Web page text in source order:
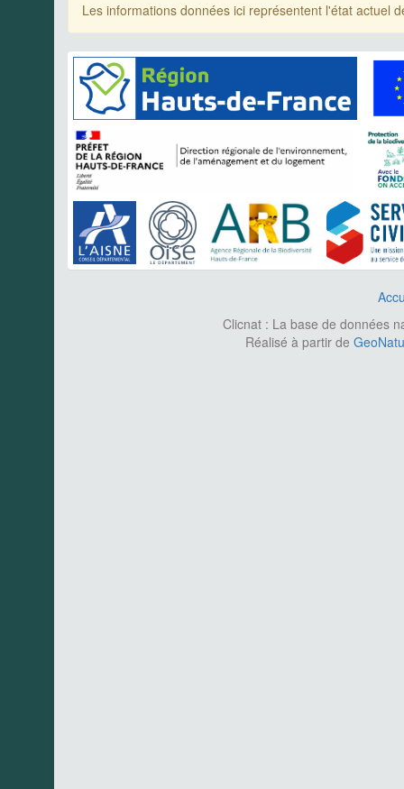
Les informations données ici représentent l'état actuel
Clicnat : La base de données
Réalisé à partir de